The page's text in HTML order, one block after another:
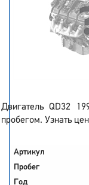
Двигатель QD32
пробегом. Узнать
Артикул
Пробег
Год